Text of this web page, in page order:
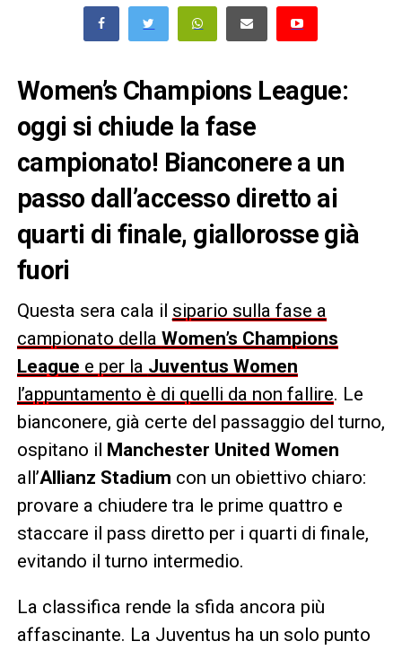
Women’s Champions League:
oggi si chiude la fase
campionato! Bianconere a un
passo dall’accesso diretto ai
quarti di finale, giallorosse già
fuori
Questa sera cala il sipario sulla fase a
campionato della Women’s Champions
League e per la Juventus Women
l’appuntamento è di quelli da non fallire. Le
bianconere, già certe del passaggio del turno,
ospitano il Manchester United Women
all’Allianz Stadium con un obiettivo chiaro:
provare a chiudere tra le prime quattro e
staccare il pass diretto per i quarti di finale,
evitando il turno intermedio.
La classifica rende la sfida ancora più
affascinante. La Juventus ha un solo punto